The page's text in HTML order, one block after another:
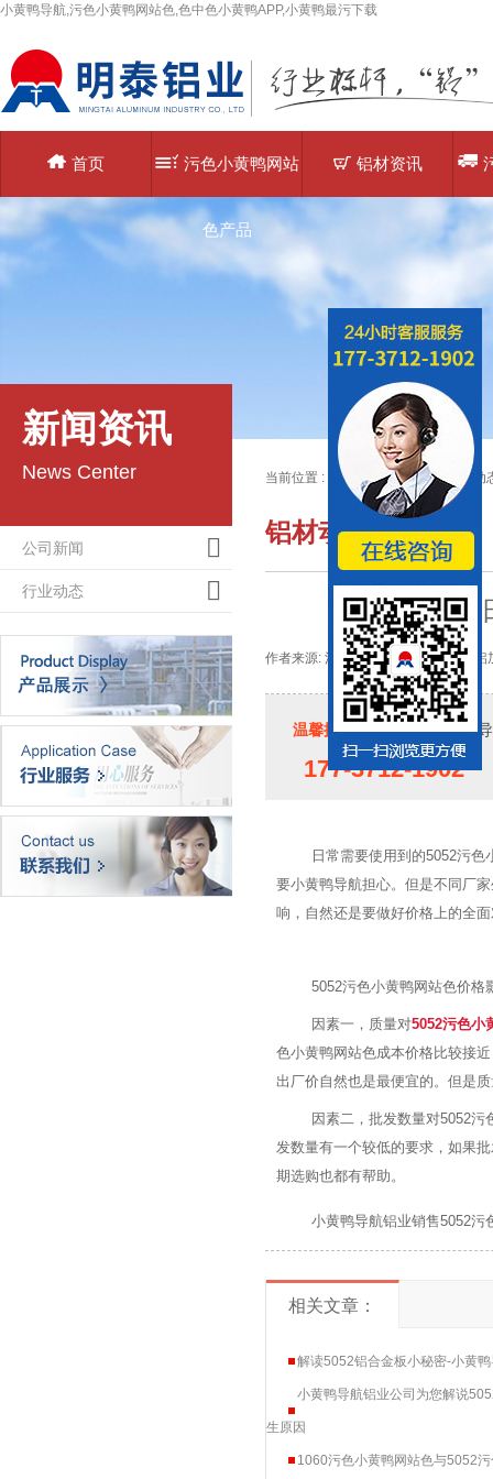
小黄鸭导航,污色小黄鸭网站色,色中色小黄鸭APP,小黄鸭最污下载
首页 污色小黄鸭网站
色产品
铝材资讯
新闻资讯
News Center
公司新闻
行业动态
当前位置 : 主页 >铝材资讯>> 铝材动
铝材动态
今
作者来源: 河南小黄鸭导航铝业-大型铝
温馨提示：如果您对小黄鸭
177-3712-1902
日常需要使用到的5052污色
要小黄鸭导航担心。但是不同厂
响，自然还是要做好价格上的全
5052污色小黄鸭网站色价格影
因素一，质量对5052污色小
色小黄鸭网站色成本价格比较接近
出厂价自然也是最便宜的。但是
因素二，批发数量对5052污
发数量有一个较低的要求，如果批
期选购也都有帮助。
小黄鸭导航铝业销售5052污
相关文章：
解读5052铝合金板小秘密-小黄
小黄鸭导航铝业公司为您解说
生原因
1060污色小黄鸭网站色与5052